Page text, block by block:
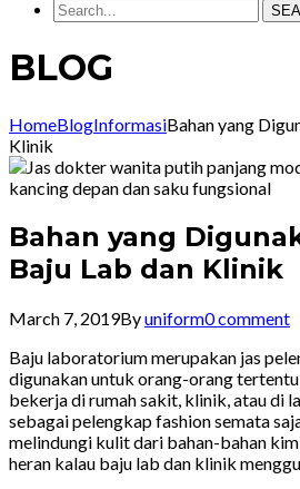
BLOG
HomeBlogInformasiBahan yang
Klinik
Bahan yang
Baju Lab dan Klinik
March 7, 2019Byuniform0 comment
Baju laboratorium merupakan jas
digunakan untuk orang-orang
bekerja di rumah sakit, klinik, atau di
sebagai pelengkap fashion semata
melindungi kulit dari bahan-bahan
heran kalau baju lab dan klinik